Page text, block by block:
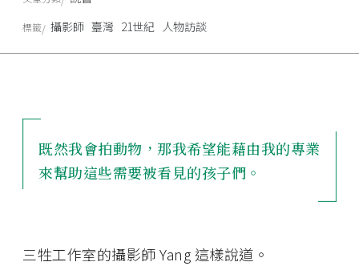
既然我會拍動物，那我希望能藉由我的專業
來幫助這些需要被看見的孩子們。
三牲工作室的攝影師 Yang 這樣說道。
標籤 攝影師 臺灣 21世紀 人物訪談